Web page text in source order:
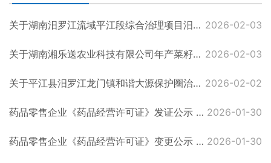
关于湖南汨罗江流域平江段综合治理项目汨罗江干支流水环境综合治理项目境影响报告表的审批决定公示 2026-02-03
关于湖南湘乐送农业科技有限公司年产菜籽油6000吨、米糠油4000吨精深加工扩建项目环境影响报告表的审批决定公示 2026-02-03
关于平江县汨罗江龙门镇和谐大源保护圈治理工程项目环境影响报告表的审批决定公示 2026-02-02
药品零售企业《药品经营许可证》发证公示 （第26-B-3号） 2026-01-30
药品零售企业《药品经营许可证》变更公示 （第26-1-3号） 2026-01-30